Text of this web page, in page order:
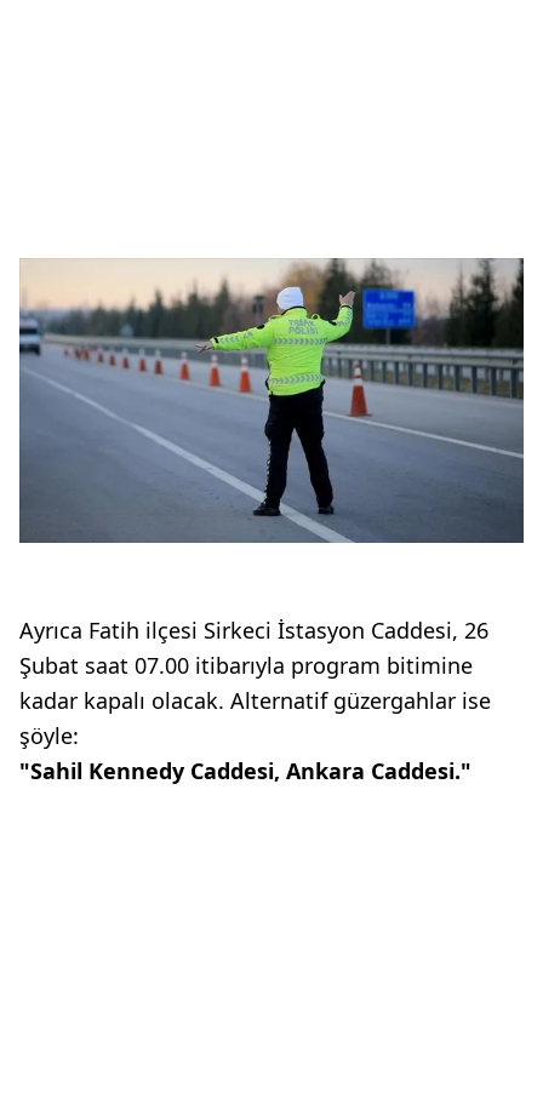
Ayrıca Fatih ilçesi Sirkeci İstasyon Caddesi, 26
Şubat saat 07.00 itibarıyla program bitimine
kadar kapalı olacak. Alternatif güzergahlar ise
şöyle:
"Sahil Kennedy Caddesi, Ankara Caddesi."